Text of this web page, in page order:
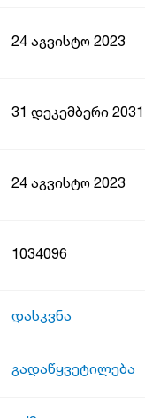
24 აგვისტო 2023
31 დეკემბერი 2031
24 აგვისტო 2023
1034096
დასკვნა
გადაწყვეტილება